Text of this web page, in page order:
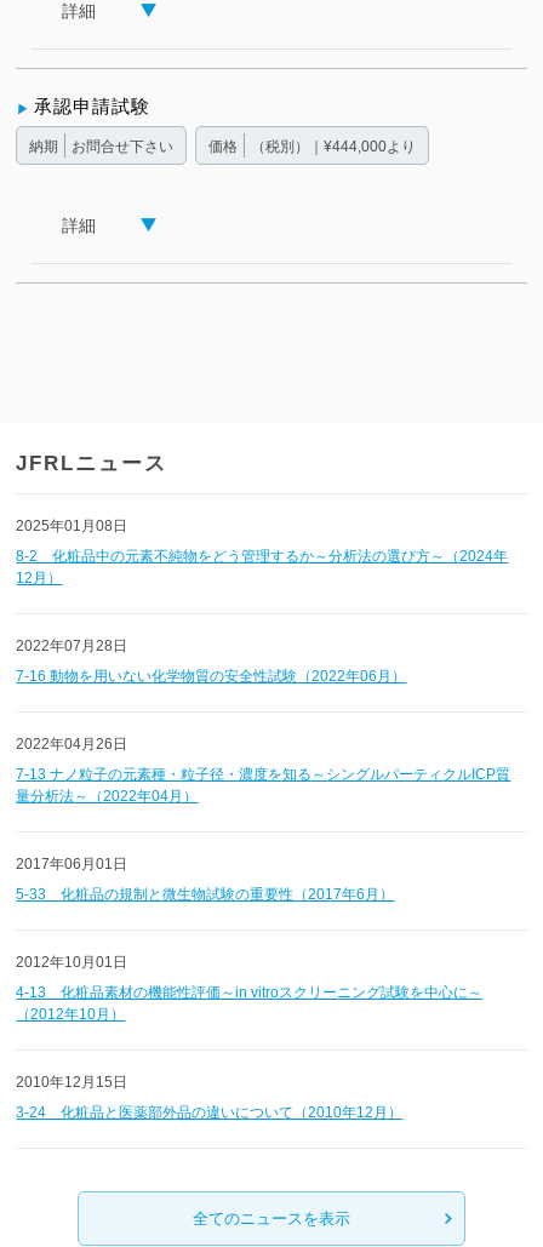
詳細
承認申請試験
納期 お問合せ下さい 価格 （税別）｜¥444,000より
詳細
JFRLニュース
全てのニュースを表示
2025年01月08日
8-2 化粧品中の元素不純物をどう管理するか～分析法の選び方～（2024年
12月）
2022年07月28日
7-16 動物を用いない化学物質の安全性試験（2022年06月）
2022年04月26日
7-13 ナノ粒子の元素種・粒子径・濃度を知る～シングルパーティクルICP質
量分析法～（2022年04月）
2017年06月01日
5-33 化粧品の規制と微生物試験の重要性（2017年6月）
2012年10月01日
4-13 化粧品素材の機能性評価～in vitroスクリーニング試験を中心に～
（2012年10月）
2010年12月15日
3-24 化粧品と医薬部外品の違いについて（2010年12月）